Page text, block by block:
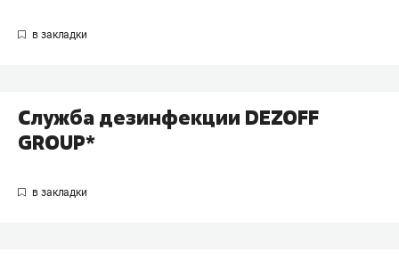
Служба дезинфекции DEZOFF
GROUP*